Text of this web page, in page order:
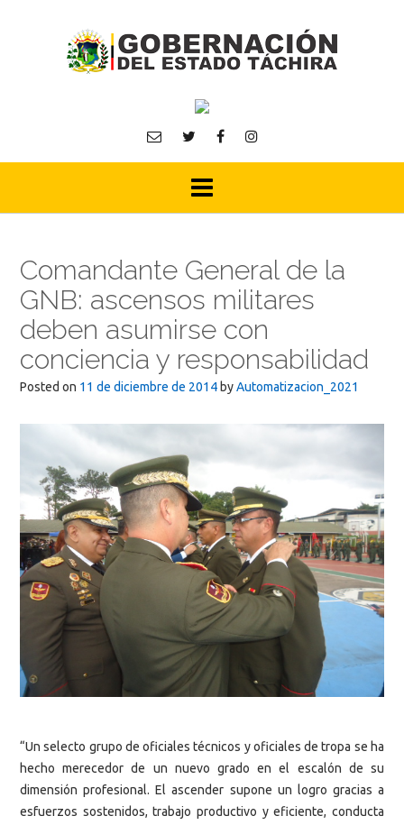
Comandante General de la
GNB: ascensos militares
deben asumirse con
conciencia y responsabilidad
Posted on 11 de diciembre de 2014 byAutomatizacion_2021
“Un selecto grupo de oficiales técnicos y oficiales de tropa se ha
hecho merecedor de un nuevo grado en el escalón de su
dimensión profesional. El ascender supone un logro gracias a
esfuerzos sostenidos, trabajo productivo y eficiente, conducta